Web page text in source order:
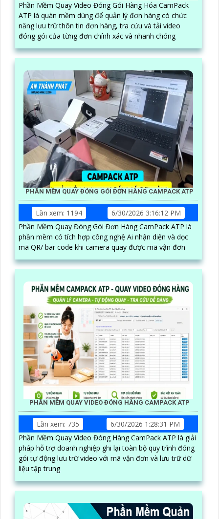
Phần Mềm Quay Video Đóng Gói Hàng Hóa CamPack
ATP là quàn mềm dùng để quản lý đơn hàng có chức
năng lưu trữ thôn tin đơn hàng, tra cứu và tải video
đóng gói của từng đơn chính xác và nhanh chóng
PHẦN MỀM QUAY ĐÓNG GÓI ĐƠN HÀNG CAMPACK ATP
Lần xem: 1194
6/30/2026 3:16:12 PM
Phần Mềm Quay Đóng Gói Đơn Hàng CamPack ATP là
phần mềm có tích hợp công nghệ Ai nhận diện và dọc
mã QR/ bar code khi camera quay được mã vận đơn
PHẦN MỀM QUAY VIDEO ĐÓNG HÀNG CAMPACK ATP
Lần xem: 735
6/30/2026 1:28:31 PM
Phần Mềm Quay Video Đóng Hàng CamPack ATP là giải
pháp hỗ trợ doanh nghiệp ghi lại toàn bộ quy trình đóng
gói tự động lưu trữ video với mã vận đơn và lưu trữ dữ
liệu tập trung